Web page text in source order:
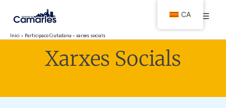
contingut
Inici Participaco Ciutadana – xarxes socials
Xarxes Socials
CA